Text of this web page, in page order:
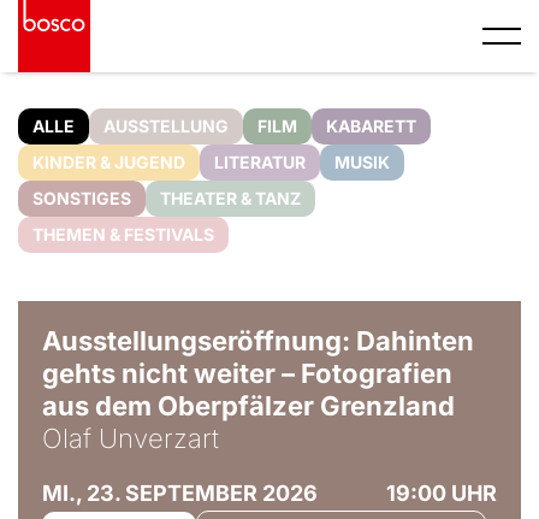
ALLE AUSSTELLUNG FILM
KABARETT
KINDER & JUGEND
LITERATUR
MUSIK
SONSTIGES
THEATER & TANZ
THEMEN & FESTIVALS
Ausstellungseröffnung: Dahinten
gehts nicht weiter – Fotografien
aus dem Oberpfälzer Grenzland
Olaf Unverzart
MI., 23. SEPTEMBER 2026 19:00 UHR